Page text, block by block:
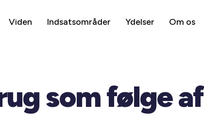
Viden Indsatsområder Ydelser Om os
som følge af